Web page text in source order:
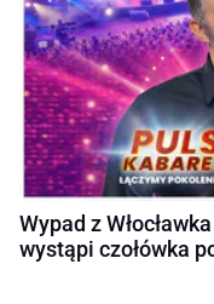
Wypad z
wystąpi czołówka